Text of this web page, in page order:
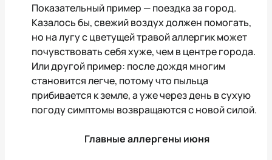
Показательный пример — поездка за город.
Казалось бы, свежий воздух должен помогать,
но на лугу с цветущей травой аллергик может
почувствовать себя хуже, чем в центре города.
Или другой пример: после дождя многим
становится легче, потому что пыльца
прибивается к земле, а уже через день в сухую
погоду симптомы возвращаются с новой силой.
Главные аллергены июня